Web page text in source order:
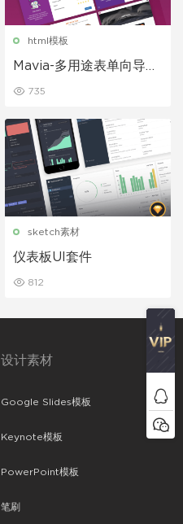
html模板
Mavia-多用途表单向导网
735
sketch素材
仪表板UI套件
812
设计素材
Google Slides模板
Keynote模板
PowerPoint模板
笔刷